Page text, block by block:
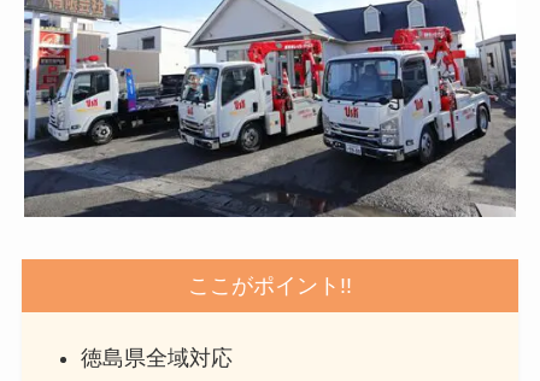
ここがポイント!!
徳島県全域対応